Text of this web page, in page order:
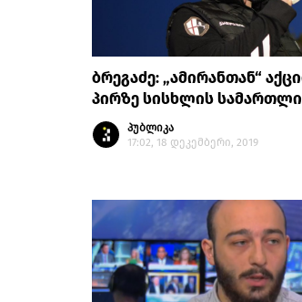
ბრეგაძე: „ამირანთან“
პირზე სისხლის
პუბლიკა
17:02, 18 დეკემბერი, 2019